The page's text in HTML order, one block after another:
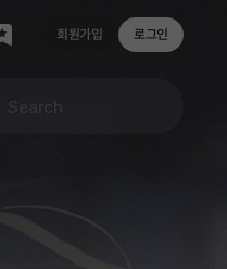
회원가입 로그인